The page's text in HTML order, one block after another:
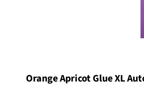
Orange Apricot Glue XL